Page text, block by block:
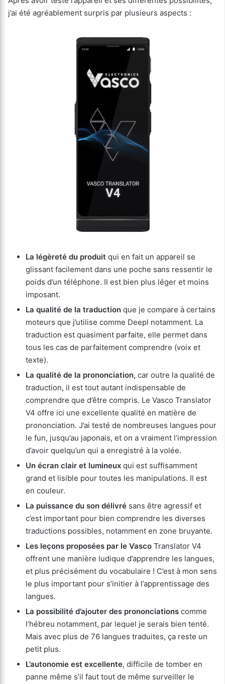
j’ai été agréablement surpris par plusieurs aspects :
La légèreté du produit qui en fait un appareil se
glissant facilement dans une poche sans ressentir le
poids d’un téléphone. Il est bien plus léger et moins
imposant.
La qualité de la traduction que je compare à certains
moteurs que j’utilise comme Deepl notamment. La
traduction est quasiment parfaite, elle permet dans
tous les cas de parfaitement comprendre (voix et
texte).
La qualité de la prononciation, car outre la qualité de
traduction, il est tout autant indispensable de
comprendre que d’être compris. Le Vasco Translator
V4 offre ici une excellente qualité en matière de
prononciation. J’ai testé de nombreuses langues pour
le fun, jusqu’au japonais, et on a vraiment l’impression
d’avoir quelqu’un qui a enregistré à la volée.
Un écran clair et lumineux qui est suffisamment
grand et lisible pour toutes les manipulations. Il est
en couleur.
La puissance du son délivré sans être agressif et
c’est important pour bien comprendre les diverses
traductions possibles, notamment en zone bruyante.
Les leçons proposées par le Vasco Translator V4
offrent une manière ludique d’apprendre les langues,
et plus précisément du vocabulaire ! C’est à mon sens
le plus important pour s’initier à l’apprentissage des
langues.
La possibilité d’ajouter des prononciations comme
l’hébreu notamment, par lequel je serais bien tenté.
Mais avec plus de 76 langues traduites, ça reste un
petit plus.
L’autonomie est excellente, difficile de tomber en
panne même s’il faut tout de même surveiller le